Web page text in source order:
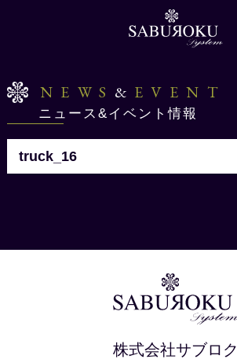
NEWS & EVENT
ニュース&イベント情報
truck_16
株式会社サブロク